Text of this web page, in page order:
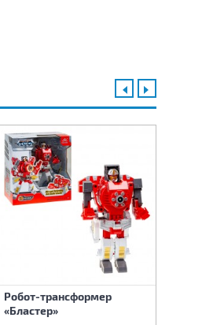
Робот-трансформер
«Бластер»